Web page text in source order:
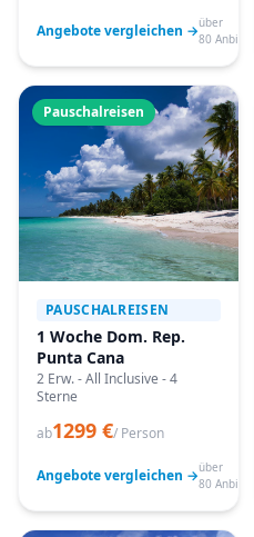
Angebote vergleichen →über
80 Anbieter
Pauschalreisen
PAUSCHALREISEN
1 Woche Dom. Rep.
Punta Cana
2 Erw. - All Inclusive - 4
Sterne
ab1299 €/ Person
Angebote vergleichen →über
80 Anbieter